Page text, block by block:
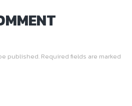
published. Required fields are marked